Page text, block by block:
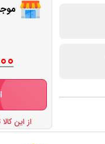
از این کالا تنها 2 عدد در